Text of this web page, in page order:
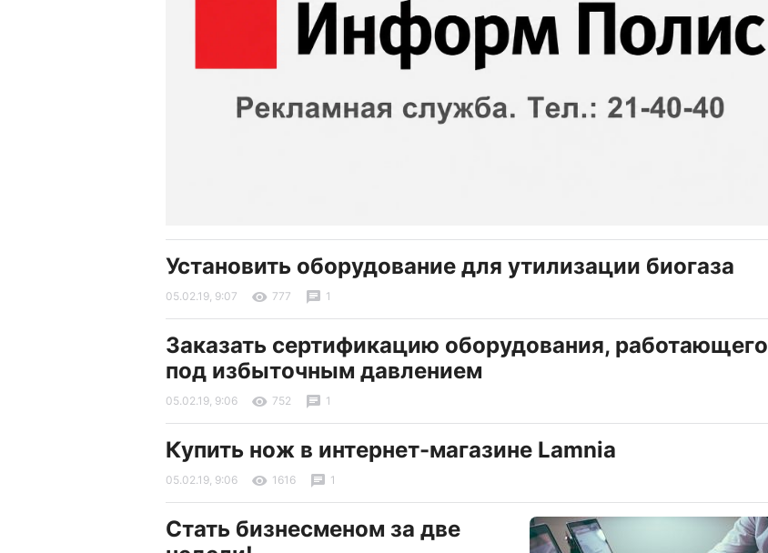
Установить оборудование для утилизации биогаза
05.02.19, 9:07 777 1
Заказать сертификацию оборудования, работающего
под избыточным давлением
05.02.19, 9:06 752 1
Купить нож в интернет-магазине Lamnia
05.02.19, 9:06 1616 1
Стать бизнесменом за две